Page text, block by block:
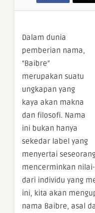
Dalam dunia
pemberian nama,
“Baibre”
merupakan suatu
ungkapan yang
kaya akan makna
dan filosofi. Nama
ini bukan hanya
sekedar label yang
menyertai
mencerminkan
dari individu yang
ini, kita akan
nama Baibre, asal